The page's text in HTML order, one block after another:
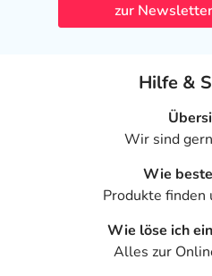
zur
Hilfe &
Wir sind
Wie
Produkte finden
Wie löse ich
Alles zur